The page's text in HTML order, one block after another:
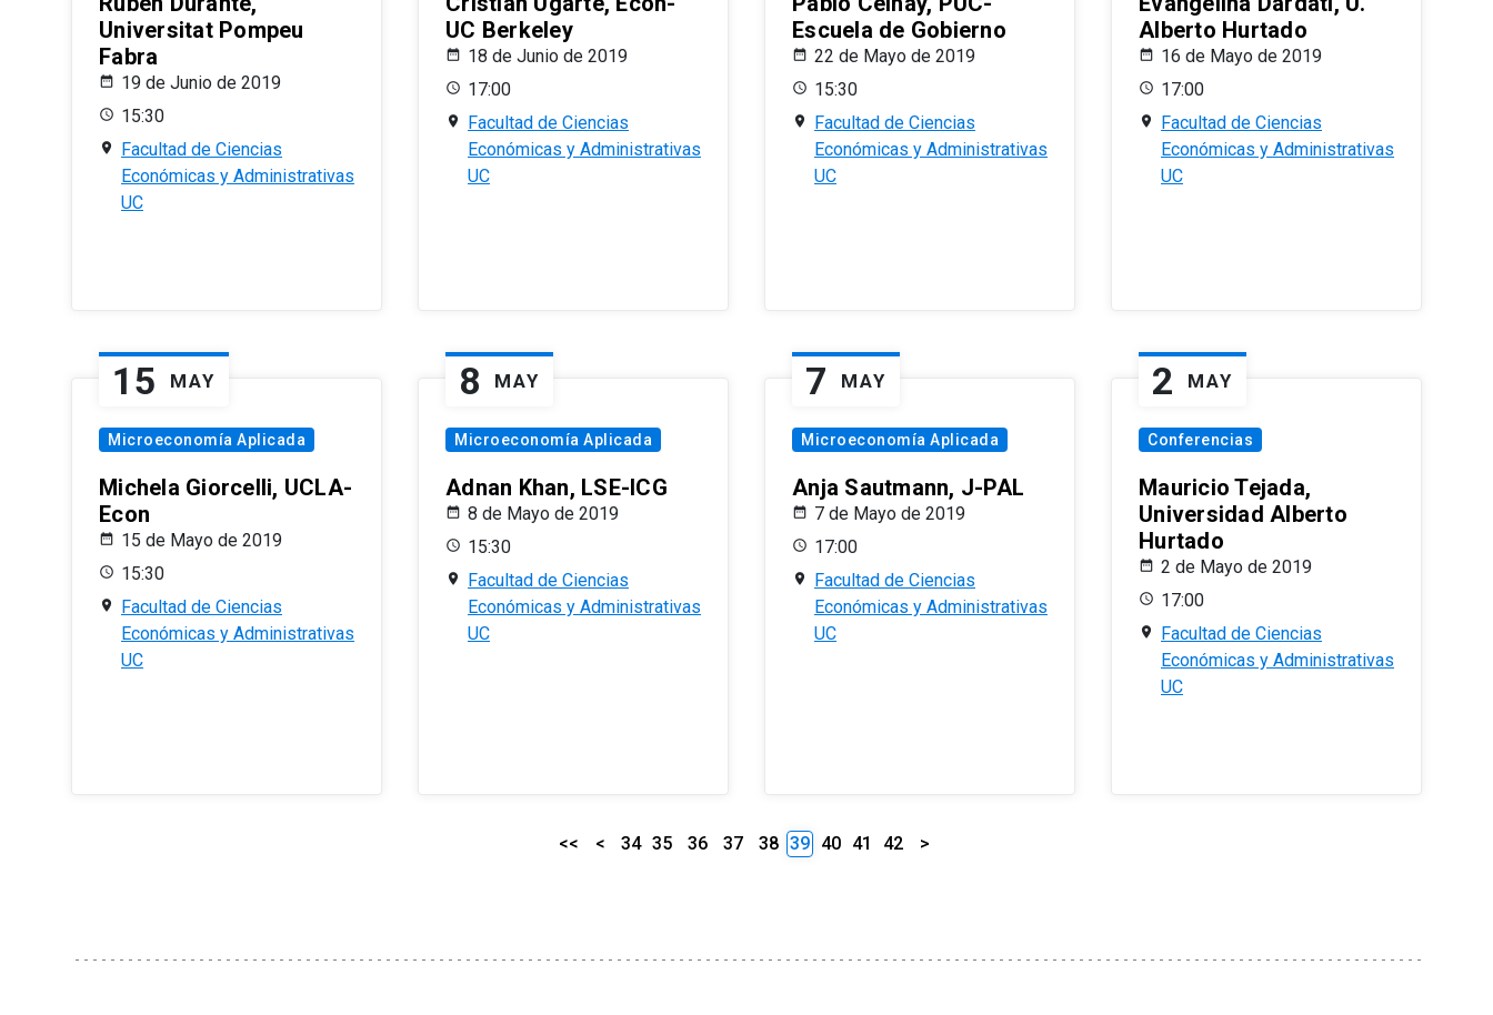
Universitat Pompeu
Fabra
19 de Junio de 2019
15:30
Facultad de Ciencias
Económicas y Administrativas
UC
UC Berkeley
18 de Junio de 2019
17:00
Facultad de Ciencias
Económicas y Administrativas
UC
Escuela de Gobierno
22 de Mayo de 2019
15:30
Facultad de Ciencias
Económicas y Administrativas
UC
Alberto Hurtado
16 de Mayo de 2019
17:00
Facultad de Ciencias
Económicas y Administrativas
UC
15 MAY
Microeconomía Aplicada
Michela Giorcelli, UCLA-
Econ
15 de Mayo de 2019
15:30
Facultad de Ciencias
Económicas y Administrativas
UC
8 MAY
Microeconomía Aplicada
Adnan Khan, LSE-ICG
8 de Mayo de 2019
15:30
Facultad de Ciencias
Económicas y Administrativas
UC
7 MAY
Microeconomía Aplicada
Anja Sautmann, J-PAL
7 de Mayo de 2019
17:00
Facultad de Ciencias
Económicas y Administrativas
UC
2 MAY
Conferencias
Mauricio Tejada,
Universidad Alberto
Hurtado
2 de Mayo de 2019
17:00
Facultad de Ciencias
Económicas y Administrativas
UC
<< < 34 35 36 37 38 39 40 41 42 >